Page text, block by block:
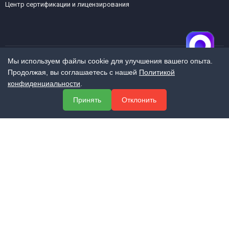
Центр сертификации и лицензирования
МЕНЮ
Мы используем файлы cookie для улучшения вашего опыта.
Продолжая, вы соглашаетесь с нашей Политикой
конфиденциальности
Принять
Отклонить